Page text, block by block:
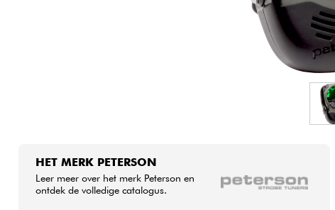
HET MERK PETERSON
Leer meer over het merk Peterson en
ontdek de volledige catalogus.